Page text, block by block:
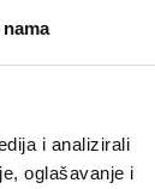
nama
i analizirali
oglašavanje i